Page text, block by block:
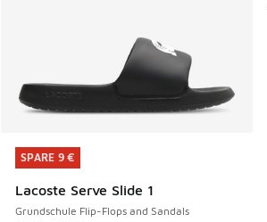
SPARE 9 €
Lacoste Serve Slide 1
Grundschule Flip-Flops and Sandals
SPARE 9 €